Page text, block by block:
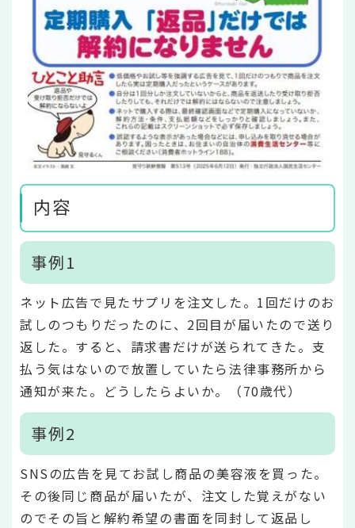
内容
事例1
ネット広告で見たサプリを注文した。1回だけのお
試しのつもりだったのに、2回目が届いたので送り
返した。すると、請求書だけが送られてきた。支
払う気はないので放置していたら法律事務所から
通知が来た。どうしたらよいか。（70歳代）
事例2
SNSの広告を見てお試し商品の美容液を買った。
その後同じ商品が届いたが、注文した覚えがない
のでその旨と解約希望の書面を同封して返品し